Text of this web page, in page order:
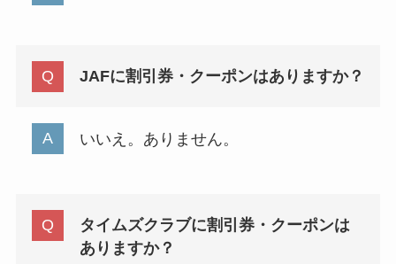
JAFに割引券・クーポンはありますか？
いいえ。ありません。
タイムズクラブに割引券・クーポンは
ありますか？